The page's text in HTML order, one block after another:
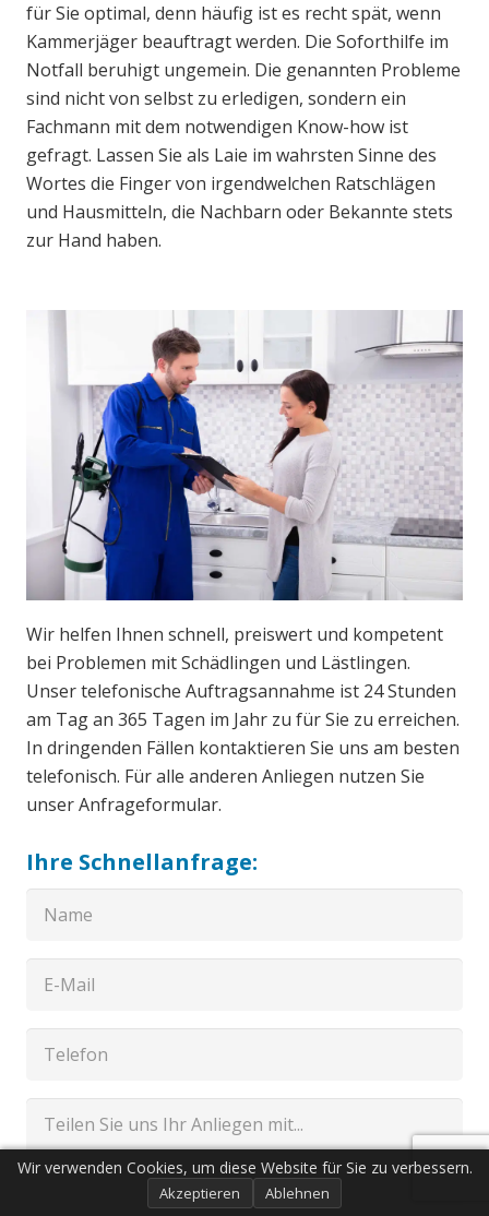
für Sie optimal, denn häufig ist es recht spät, wenn
Kammerjäger beauftragt werden. Die Soforthilfe im
Notfall beruhigt ungemein. Die genannten Probleme
sind nicht von selbst zu erledigen, sondern ein
Fachmann mit dem notwendigen Know-how ist
gefragt. Lassen Sie als Laie im wahrsten Sinne des
Wortes die Finger von irgendwelchen Ratschlägen
und Hausmitteln, die Nachbarn oder Bekannte stets
zur Hand haben.
Wir helfen Ihnen schnell, preiswert und kompetent
bei Problemen mit Schädlingen und Lästlingen.
Unser telefonische Auftragsannahme ist 24 Stunden
am Tag an 365 Tagen im Jahr zu für Sie zu erreichen.
In dringenden Fällen kontaktieren Sie uns am besten
telefonisch. Für alle anderen Anliegen nutzen Sie
unser Anfrageformular.
Ihre Schnellanfrage:
Wir verwenden Cookies, um diese Website für Sie zu verbessern.
Akzeptieren Ablehnen